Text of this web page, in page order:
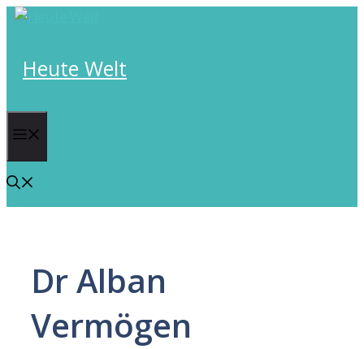
Skip
Heute Welt
Dr Alban
Vermögen